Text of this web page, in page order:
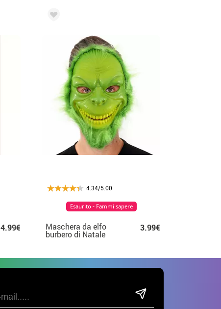
4.99€
4.34/5.00
Maschera da elfo
burbero di Natale
3.99€
Esaurito - Fammi sapere